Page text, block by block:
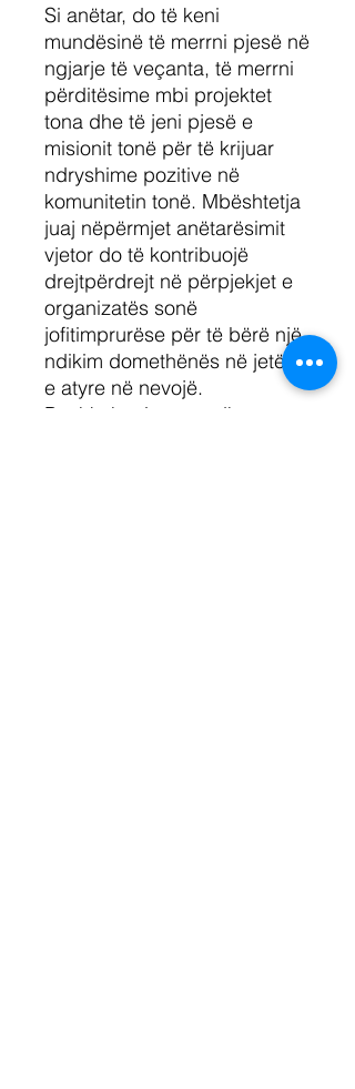
Si anëtar, do të keni
mundësinë të merrni pjesë në
ngjarje të veçanta, të merrni
përditësime mbi projektet
tona dhe të jeni pjesë e
misionit tonë për të krijuar
ndryshime pozitive në
komunitetin tonë. Mbështetja
juaj nëpërmjet anëtarësimit
vjetor do të kontribuojë
drejtpërdrejt në përpjekjet e
organizatës sonë
jofitimprurëse për të bërë një
ndikim domethënës në jetën
e atyre në nevojë.
Bashkohuni me ne dhe